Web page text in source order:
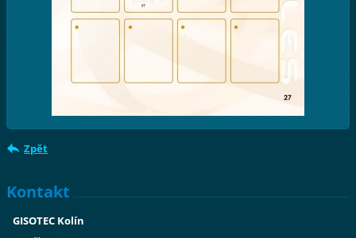
Zpět
Kontakt
GISOTEC Kolín